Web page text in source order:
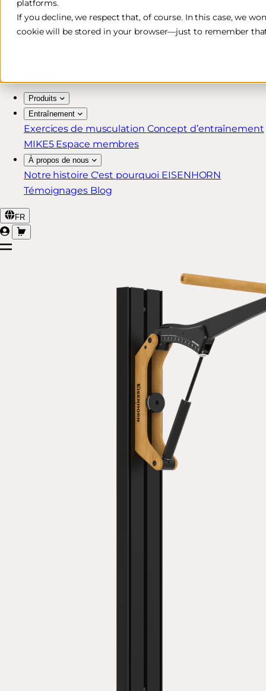
platforms.
If you decline, we respect that, of course. In this case, we
cookie will be stored in your browser—just to remember
Livraison rapide et gratuite*
Retour sous 30 jours
Produits
Entraînement
Exercices de musculation Concept d’entraînement
MIKE5 Espace membres
À propos de nous
Notre histoire C'est pourquoi EISENHORN
Témoignages Blog
FR